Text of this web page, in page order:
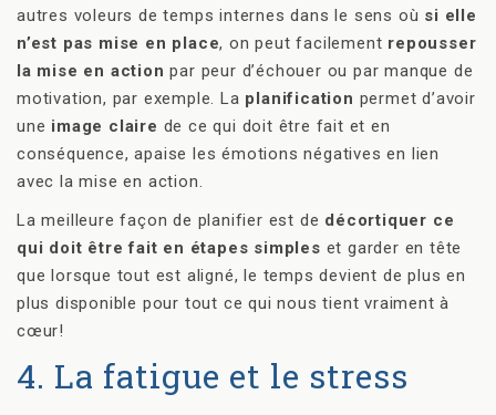
autres voleurs de temps internes dans le sens où si elle
n’est pas mise en place, on peut facilement repousser
la mise en action par peur d’échouer ou par manque de
motivation, par exemple. La planification permet d’avoir
une image claire de ce qui doit être fait et en
conséquence, apaise les émotions négatives en lien
avec la mise en action.
La meilleure façon de planifier est de décortiquer ce
qui doit être fait en étapes simples et garder en tête
que lorsque tout est aligné, le temps devient de plus en
plus disponible pour tout ce qui nous tient vraiment à
cœur!
4. La fatigue et le stress